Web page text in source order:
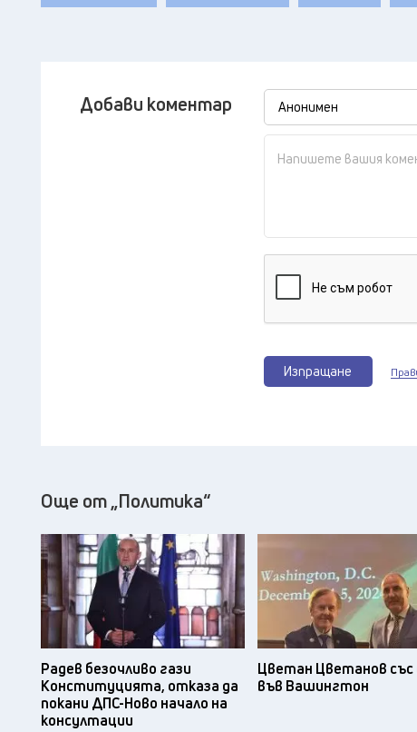
Добави коментар
Изпращане
Още от „Политика“
Радев безочливо гази
Конституцията, отказа да
покани ДПС-Ново начало на
консултации
Цветан Цветанов със
във Вашингтон